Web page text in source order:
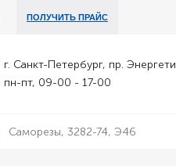
ПОЛУЧИТЬ ПРАЙС
г. Санкт-Петербург, пр.
пн-пт, 09-00 - 17-00